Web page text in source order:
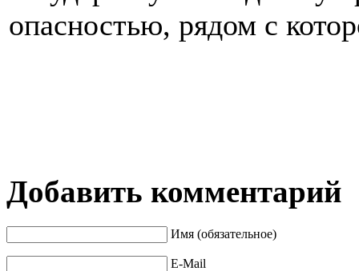
опасностью, рядом с
Добавить комментарий
Имя (обязательное)
E-Mail